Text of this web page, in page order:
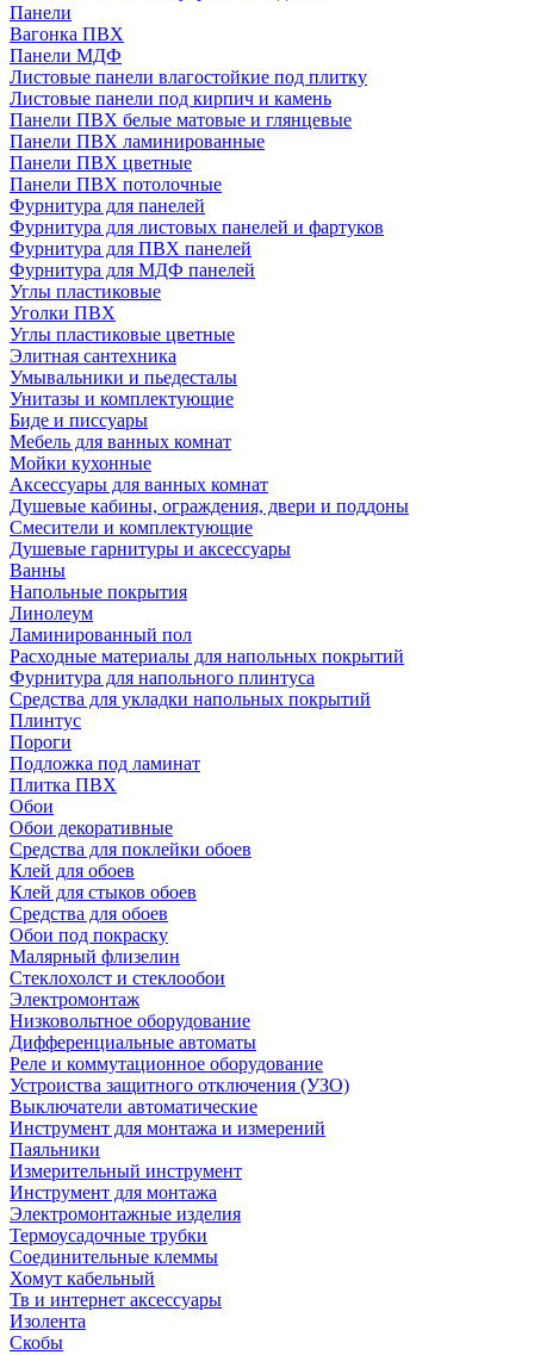
Панели
Вагонка ПВХ
Панели МДФ
Листовые панели влагостойкие под плитку
Листовые панели под кирпич и камень
Панели ПВХ белые матовые и глянцевые
Панели ПВХ ламинированные
Панели ПВХ цветные
Панели ПВХ потолочные
Фурнитура для панелей
Фурнитура для листовых панелей и фартуков
Фурнитура для ПВХ панелей
Фурнитура для МДФ панелей
Углы пластиковые
Уголки ПВХ
Углы пластиковые цветные
Элитная сантехника
Умывальники и пьедесталы
Унитазы и комплектующие
Биде и писсуары
Мебель для ванных комнат
Мойки кухонные
Аксессуары для ванных комнат
Душевые кабины, ограждения, двери и поддоны
Смесители и комплектующие
Душевые гарнитуры и аксессуары
Ванны
Напольные покрытия
Линолеум
Ламинированный пол
Расходные материалы для напольных покрытий
Фурнитура для напольного плинтуса
Средства для укладки напольных покрытий
Плинтус
Пороги
Подложка под ламинат
Плитка ПВХ
Обои
Обои декоративные
Средства для поклейки обоев
Клей для обоев
Клей для стыков обоев
Средства для обоев
Обои под покраску
Малярный флизелин
Стеклохолст и стеклообои
Электромонтаж
Низковольтное оборудование
Дифференциальные автоматы
Реле и коммутационное оборудование
Устроиства защитного отключения (УЗО)
Выключатели автоматические
Инструмент для монтажа и измерений
Паяльники
Измерительный инструмент
Инструмент для монтажа
Электромонтажные изделия
Термоусадочные трубки
Соединительные клеммы
Хомут кабельный
Тв и интернет аксессуары
Изолента
Скобы